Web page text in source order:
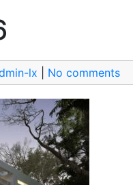
lx No comments